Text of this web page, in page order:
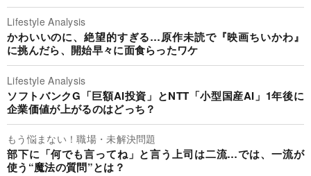
Lifestyle Analysis
かわいいのに、絶望的すぎる…原作未読で『映画ちいかわ』
に挑んだら、開始早々に面食らったワケ
Lifestyle Analysis
ソフトバンクG「巨額AI投資」とNTT「小型国産AI」1年後に
企業価値が上がるのはどっち？
もう悩まない！職場・未解決問題
部下に「何でも言ってね」と言う上司は二流…では、一流が
使う“魔法の質問”とは？